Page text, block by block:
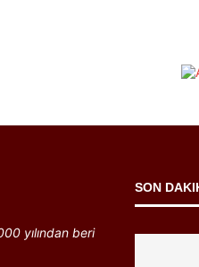
yılından beri
SON